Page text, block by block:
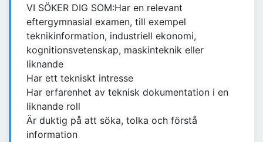
VI SÖKER DIG SOM:Har en relevant
eftergymnasial examen, till exempel
teknikinformation, industriell ekonomi,
kognitionsvetenskap, maskinteknik eller
liknande
Har ett tekniskt intresse
Har erfarenhet av teknisk dokumentation i en
liknande roll
Är duktig på att söka, tolka och förstå
information